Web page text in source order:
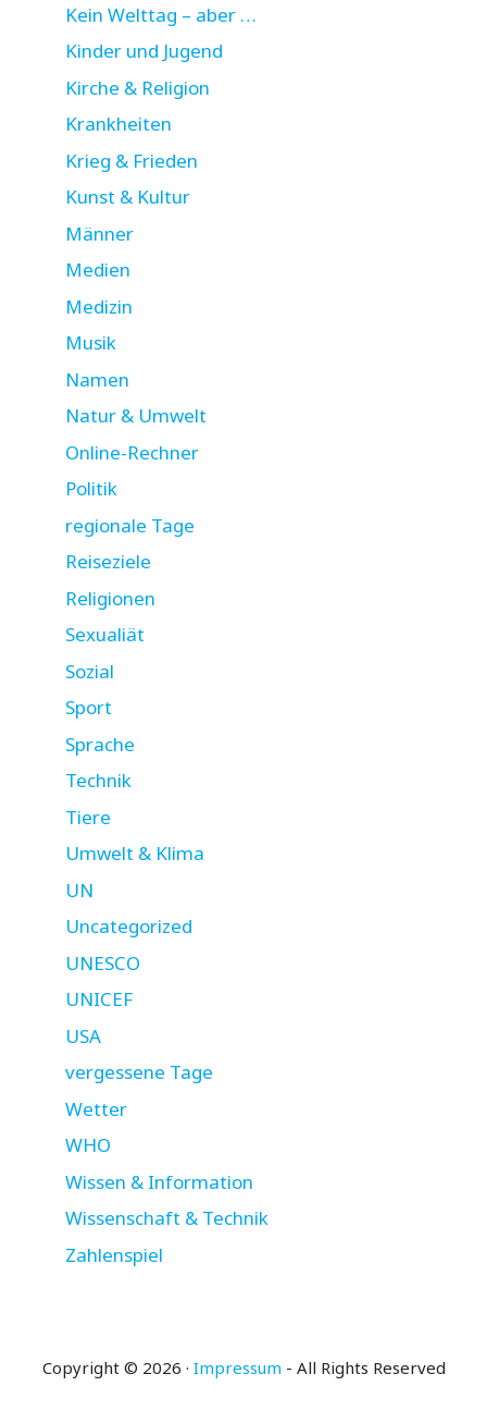
Kein Welttag – aber …
Kinder und Jugend
Kirche & Religion
Krankheiten
Krieg & Frieden
Kunst & Kultur
Männer
Medien
Medizin
Musik
Namen
Natur & Umwelt
Online-Rechner
Politik
regionale Tage
Reiseziele
Religionen
Sexualiät
Sozial
Sport
Sprache
Technik
Tiere
Umwelt & Klima
UN
Uncategorized
UNESCO
UNICEF
USA
vergessene Tage
Wetter
WHO
Wissen & Information
Wissenschaft & Technik
Zahlenspiel
Copyright © 2026 · Impressum - All Rights Reserved